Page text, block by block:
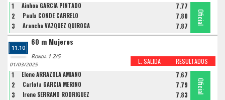
1 Ainhoa GARCIA PINTADO 7.77
Oficial
2 Paula CONDE CARRELO 7.80 Oficial
3 Arancha VAZQUEZ QUIROGA 7.87
Oficial
11:10
60 m Mujeres
Ronda 1 2/5
L. SALIDA RESULTADOS
01/03/2025
1 Elene ARRAZOLA AMIANO 7.67
Oficial
2 Carlota GARCIA MERINO 7.79 Oficial
3 Irene SERRANO RODRIGUEZ 7.83
Oficial